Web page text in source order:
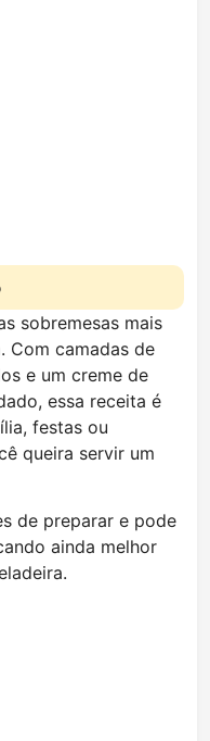
sobremesas mais
Com camadas de
e um creme de
essa receita é
festas ou
queira servir um
de preparar e pode
ainda melhor